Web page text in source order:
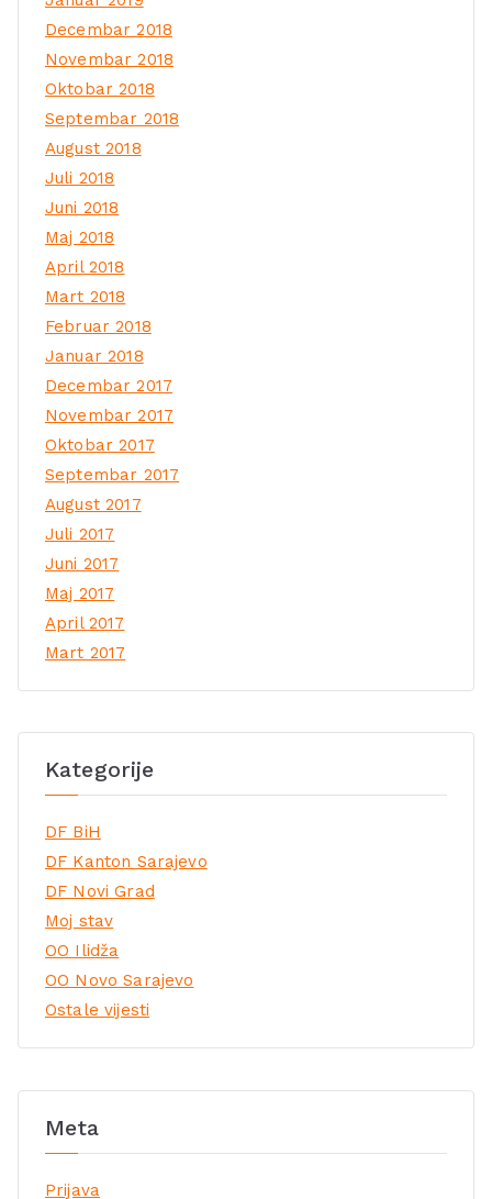
Decembar 2018
Novembar 2018
Oktobar 2018
Septembar 2018
August 2018
Juli 2018
Juni 2018
Maj 2018
April 2018
Mart 2018
Februar 2018
Januar 2018
Decembar 2017
Novembar 2017
Oktobar 2017
Septembar 2017
August 2017
Juli 2017
Juni 2017
Maj 2017
April 2017
Mart 2017
Kategorije
DF BiH
DF Kanton Sarajevo
DF Novi Grad
Moj stav
OO Ilidža
OO Novo Sarajevo
Ostale vijesti
Meta
Prijava